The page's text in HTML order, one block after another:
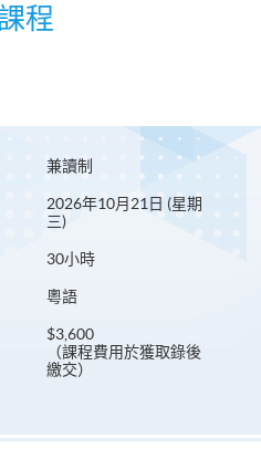
程
兼讀制
2026年10月21日 (星期
三)
30小時
粵語
$3,600
（課程費用於獲取錄後
繳交）